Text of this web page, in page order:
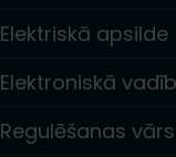
Elektriskā apsilde
Elektroniskā
Regulēšanas